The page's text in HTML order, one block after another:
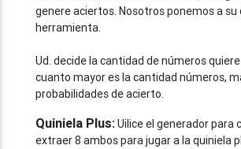
genere aciertos. Nosotros ponemos a su
herramienta.
Ud. decide la cantidad de números
cuanto mayor es la cantidad números,
probabilidades de acierto.
Quiniela Plus:Uilice el generador para
extraer 8 ambos para jugar a la quiniela